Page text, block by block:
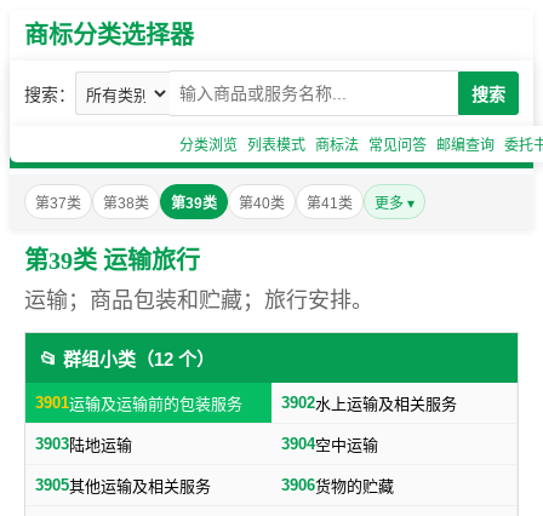
商标分类选择器
搜索： 搜索
分类浏览 列表模式 商标法 常见问答 邮编查询 委托
第37类 第38类 第39类 第40类 第41类 更多 ▾
第39类 运输旅行
运输；商品包装和贮藏；旅行安排。
📂 群组小类（12 个）
3901运输及运输前的包装服务 3902水上运输及相关服务
3903陆地运输 3904空中运输
3905其他运输及相关服务 3906货物的贮藏